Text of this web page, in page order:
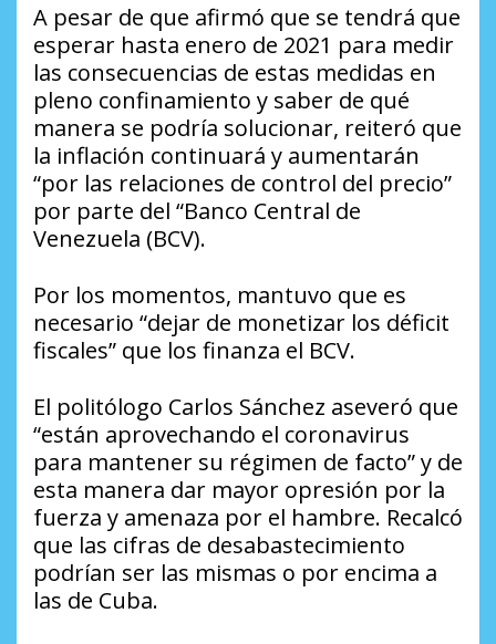
A pesar de que afirmó que se tendrá que
esperar hasta enero de 2021 para medir
las consecuencias de estas medidas en
pleno confinamiento y saber de qué
manera se podría solucionar, reiteró que
la inflación continuará y aumentarán
“por las relaciones de control del precio”
por parte del “Banco Central de
Venezuela (BCV).
Por los momentos, mantuvo que es
necesario “dejar de monetizar los déficit
fiscales” que los finanza el BCV.
El politólogo Carlos Sánchez aseveró que
“están aprovechando el coronavirus
para mantener su régimen de facto” y de
esta manera dar mayor opresión por la
fuerza y amenaza por el hambre. Recalcó
que las cifras de desabastecimiento
podrían ser las mismas o por encima a
las de Cuba.